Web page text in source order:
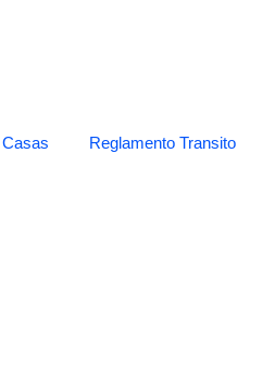
Reglamento Transito